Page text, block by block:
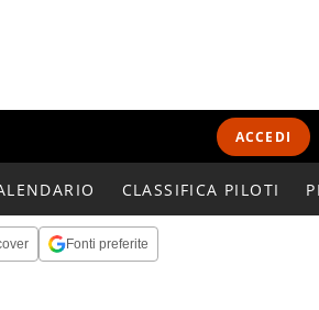
ACCEDI
CLASSIFICA PILOTI
Fonti preferite